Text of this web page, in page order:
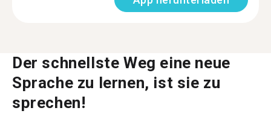
Der schnellste Weg eine neue
Sprache zu lernen, ist sie zu
sprechen!